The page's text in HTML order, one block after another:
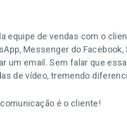
equipe de vendas com o
Messenger do
um email. Sem falar que
de vídeo, tremendo
é o cliente!